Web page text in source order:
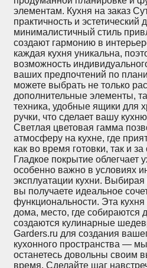
элементам. Кухня на заказ
практичность и эстетический
минималистичный стиль
создают гармонию в
каждая кухня уникальна,
возможность
ваших предпочтений по
можете выбрать не только
дополнительные элементы,
техника, удобные ящики для
ручки, что сделает вашу
Светлая цветовая гамма
атмосферу на кухне, где
как во время готовки, так и
Гладкое покрытие облегчает
особенно важно в условиях
эксплуатации кухни.
вы получаете идеальное
функциональности. Эта
дома, место, где собираются
создаются кулинарные
Garders.ru для создания
кухонного пространства —
останетесь довольны своим
время. Сделайте шаг